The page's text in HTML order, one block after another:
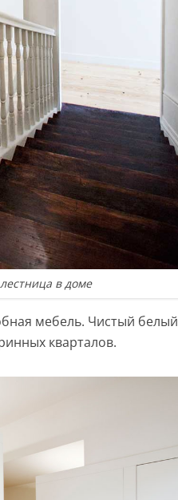
в доме
мебель. Чистый белый
кварталов.